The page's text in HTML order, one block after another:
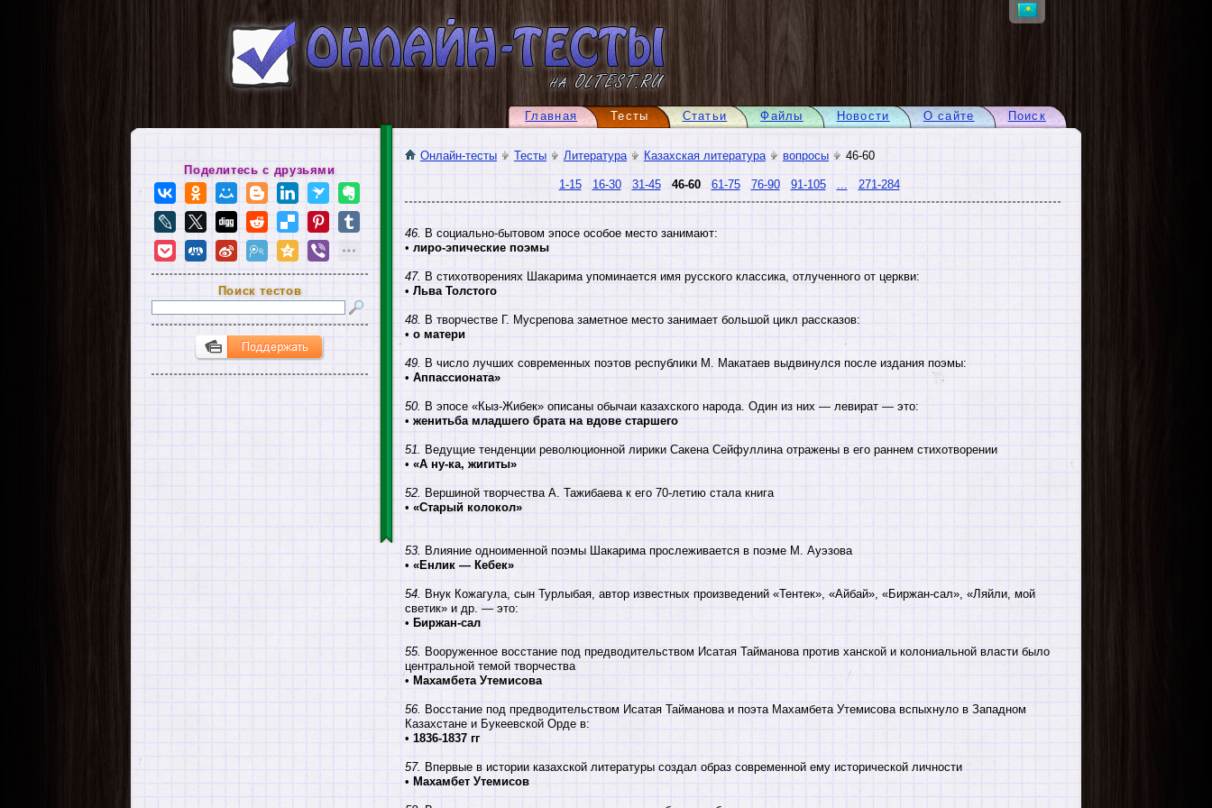
Поиск
О сайте
Новости
Файлы
Статьи
Тесты
Главная
Онлайн-тесты Тесты Литература Казахская литература вопросы 46-60
1-15 16-30 31-45 46-60 61-75 76-90 91-105 271-284
46. В социально-бытовом эпосе особое место занимают:
• лиро-эпические поэмы
47. В стихотворениях Шакарима упоминается имя русского классика, отлученного от церкви:
• Льва Толстого
48. В творчестве Г. Мусрепова заметное место занимает большой цикл рассказов:
• о матери
49. В число лучших современных поэтов республики М. Макатаев выдвинулся после издания поэмы:
• Аппассионата»
50. В эпосе «Кыз-Жибек» описаны обычаи казахского народа. Один из них — левират — это:
• женитьба младшего брата на вдове старшего
51.
Ведущие тенденции революционной лирики Сакена Сейфуллина отражены в его раннем стихотворении
• «А ну-ка, жигиты»
52. Вершиной творчества А. Тажибаева к его 70-летию стала книга
• «Старый колокол»
53. Влияние одноименной поэмы Шакарима прослеживается в поэме М. Ауэзова
• «Енлик — Кебек»
54. Внук Кожагула, сын Турлыбая, автор известных произведений «Тентек», «Айбай», «Биржан-сал», «Ляйли, мой
светик» и др. — это:
• Биржан-сал
55. Вооруженное восстание под предводительством Исатая Тайманова против ханской и колониальной власти было
центральной темой творчества
• Махамбета Утемисова
56. Восстание под предводительством Исатая Тайманова и поэта Махамбета Утемисова вспыхнуло в Западном
Казахстане и Букеевской Орде в:
• 1836-1837 гг
57. Впервые в истории казахской литературы создал образ современной ему исторической личности
• Махамбет Утемисов
Поделитесь с друзьями
Поиск тестов